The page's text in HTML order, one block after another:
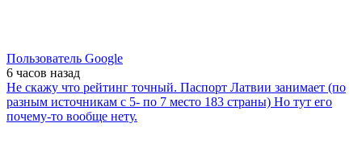
Пользователь Google
6 часов назад
Не скажу что рейтинг точный. Паспорт Латвии занимает (по
разным источникам с 5- по 7 место 183 страны) Но тут его
почему-то вообще нету.